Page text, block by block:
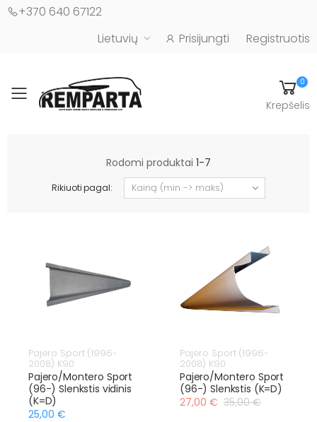
+370 640 67122
Lietuvių
Prisijungti Registruotis
Toggle mobile menu
0
Krepšelis
Rodomi produktai 1-7
Rikiuoti pagal:
Pajero Sport (1996-
2008) K90
Pajero/Montero Sport
(96-) Slenkstis vidinis
(K=D)
25,00 €
Pajero Sport (1996-
2008) K90
Pajero/Montero Sport
(96-) Slenkstis (K=D)
27,00 € 35,00 €